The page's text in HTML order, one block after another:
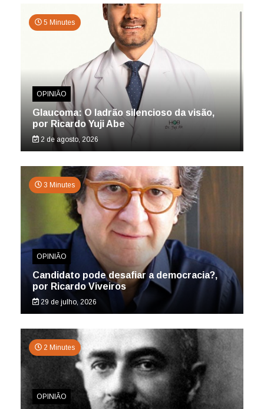
5 Minutes
OPINIÃO
Glaucoma: O ladrão silencioso da visão,
por Ricardo Yuji Abe
2 de agosto, 2026
3 Minutes
OPINIÃO
Candidato pode desafiar a democracia?,
por Ricardo Viveiros
29 de julho, 2026
2 Minutes
OPINIÃO